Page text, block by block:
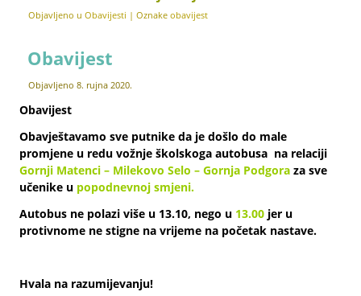
Objavljeno u Obavijesti |Oznake obavijest
Obavijest
Objavljeno 8. rujna 2020.
Obavijest
Obavještavamo sve putnike da je došlo do male
promjene u redu vožnje školskoga autobusa na relaciji
Gornji Matenci – Milekovo Selo – Gornja Podgoraza sve
učenike u popodnevnoj smjeni.
Autobus ne polazi više u 13.10, nego u 13.00 jer u
protivnome ne stigne na vrijeme na početak nastave.
Hvala na razumijevanju!